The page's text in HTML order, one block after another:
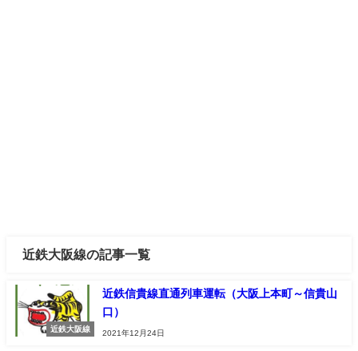
近鉄大阪線の記事一覧
近鉄大阪線
近鉄信貴線直通列車運転（大阪上本町～信貴山
口）
2021年12月24日